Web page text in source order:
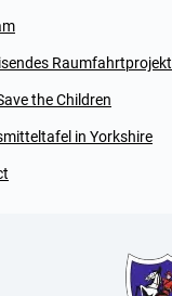
Raumfahrtprojekt
the Children
in Yorkshire